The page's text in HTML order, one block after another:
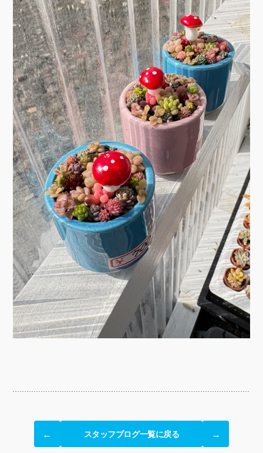
スタッフブログ一覧に戻る